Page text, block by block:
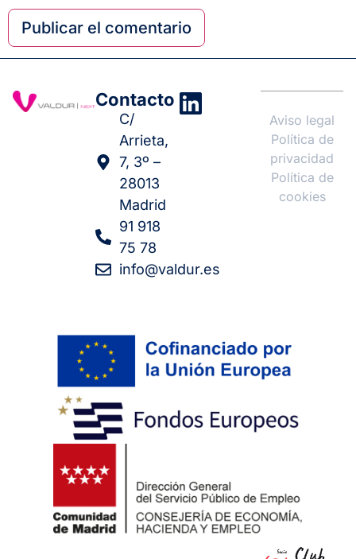
Contacto
C/
Arrieta,
7, 3º –
28013
Madrid
91 918
75 78
info@valdur.es
Aviso legal
Política de
privacidad
Política de
cookies